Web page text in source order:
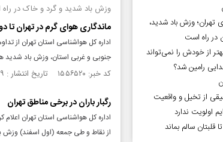
وزش باد شدید و گرد و خاک در
ماندگاری هوای گرم در تهران تا
اداره کل هواشناسی استان تهران از
جنوبی و غربی استان، وزش باد شدید
کد خبر: ۱۵۵۶۵۲۰ تاریخ انتشار : ۱۴۰۵/۰۳/۲۹
رگبار باران در برخی مناطق تهران
از نقاط و طی جمعه (اول اسفند) وزش
تهران؛ وزش باد شدید،
در راه است
از خودش را نمی‌تواند
رامین شد؟
از تخیل و واقعیت
اولویت ندارد
قلبتان سالم بماند